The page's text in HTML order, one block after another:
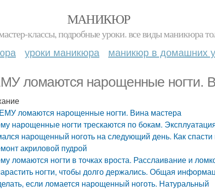
МАНИКЮР
классы, подробные уроки. все виды маникюра
уроки маникюра маникюр в домашних
ломаются нарощенные ногти.
ломаются нарощенные ногти. Вина мастера
нарощенные ногти трескаются по бокам.
нарощенный ноготь на следующий день. Как
акриловой пудрой
ломаются ногти в точках вроста. Расслаивание и
ногти, чтобы долго держались. Общая
если ломается нарощенный ноготь. Натуральный